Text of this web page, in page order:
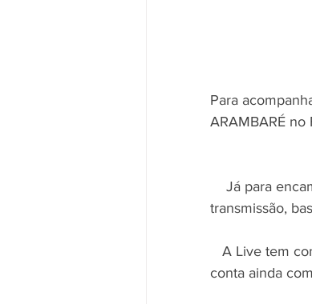
Para
ARAMBARÉ no
transmissão,
conta ainda